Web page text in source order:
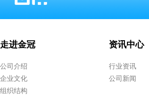
走进金冠
公司介绍
企业文化
组织结构
资讯中心
行业资讯
公司新闻